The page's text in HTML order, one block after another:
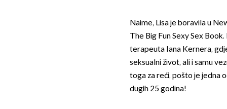
Naime, Lisa je boravila u
The Big Fun Sexy Sex
terapeuta Iana Kernera,
seksualni život, ali i samu
toga za reći, pošto je jedna
dugih 25 godina!